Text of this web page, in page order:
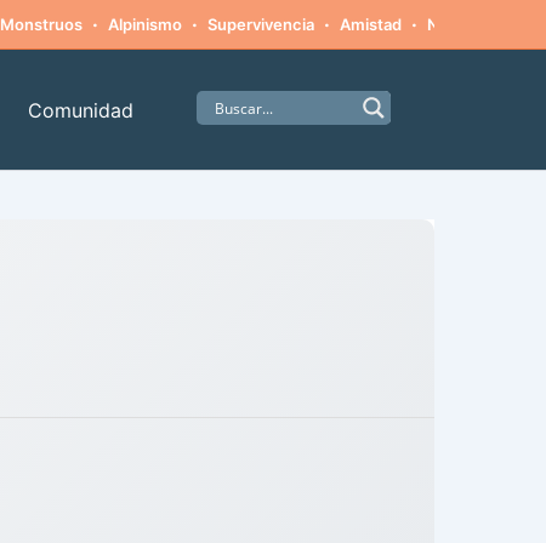
Monstruos · Alpinismo · Supervivencia · Amistad · Naturaleza
Comunidad